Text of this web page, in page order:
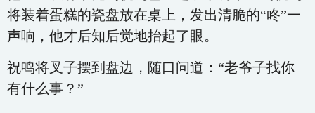
将装着蛋糕的瓷盘放在桌上，发出清脆的“咚”一
声响，他才后知后觉地抬起了眼。
祝鸣将叉子摆到盘边，随口问道：“老爷子找你
有什么事？”